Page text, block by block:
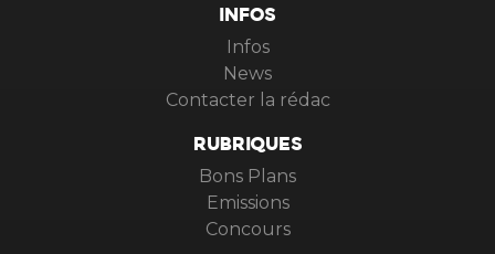
INFOS
Infos
News
Contacter la rédac
RUBRIQUES
Bons Plans
Emissions
Concours